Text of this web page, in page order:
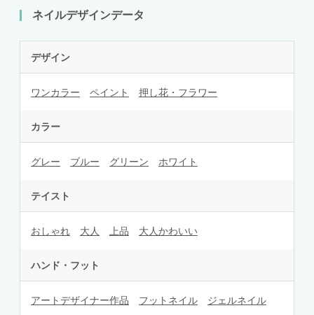
ネイルデザインデータ
デザイン
ワンカラー ペイント 押し花・フラワー
カラー
グレー ブルー グリーン ホワイト
テイスト
おしゃれ 大人 上品 大人かわいい
ハンド・フット
アートデザイナー作品 フットネイル ジェルネイル